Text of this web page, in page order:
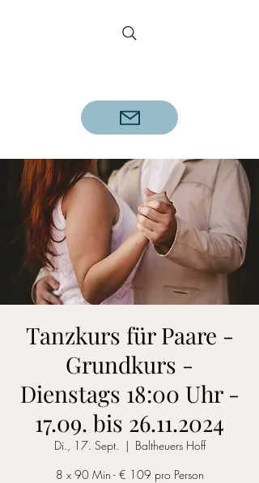
Tanzkurs für Paare -
Grundkurs -
Dienstags 18:00 Uhr -
17.09. bis 26.11.2024
Di., 17. Sept.
  |
Baltheuers Hoff
8 x 90 Min - € 109 pro Person